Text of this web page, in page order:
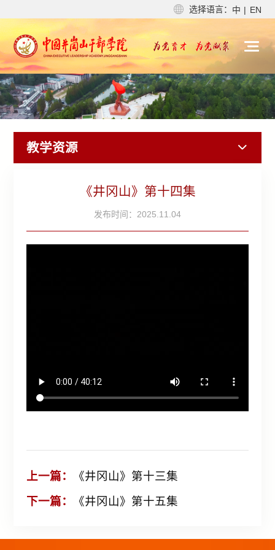
选择语言： 中 | EN
教学资源
《井冈山》第十四集
发布时间：2025.11.04
上一篇：
《井冈山》第十三集
下一篇：
《井冈山》第十五集